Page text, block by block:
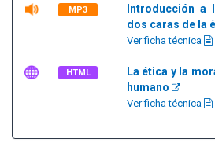
MP3
Introducción a
dos caras de la
Ver ficha técnica
HTML
La ética y la
humano
Ver ficha técnica